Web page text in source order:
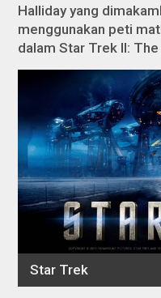
Halliday yang
menggunakan peti
dalamStar Trek II: